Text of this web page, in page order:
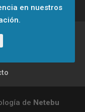
de Netebu
en nuestros